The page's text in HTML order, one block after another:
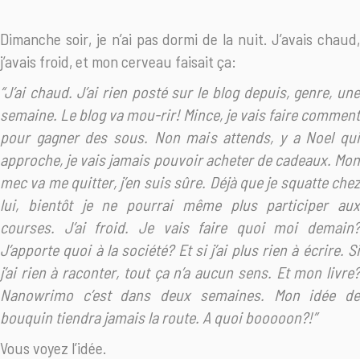
Dimanche soir, je n’ai pas dormi de la nuit. J’avais chaud,
j’avais froid, et mon cerveau faisait ça:
“J’ai chaud. J’ai rien posté sur le blog depuis, genre, une
semaine. Le blog va mou-rir! Mince, je vais faire comment
pour gagner des sous. Non mais attends, y a Noel qui
approche, je vais jamais pouvoir acheter de cadeaux. Mon
mec va me quitter, j’en suis sûre. Déjà que je squatte chez
lui, bientôt je ne pourrai même plus participer aux
courses. J’ai froid. Je vais faire quoi moi demain?
J’apporte quoi à la société? Et si j’ai plus rien à écrire. Si
j’ai rien à raconter, tout ça n’a aucun sens. Et mon livre?
Nanowrimo c’est dans deux semaines. Mon idée de
bouquin tiendra jamais la route. A quoi booooon?!”
Vous voyez l’idée.